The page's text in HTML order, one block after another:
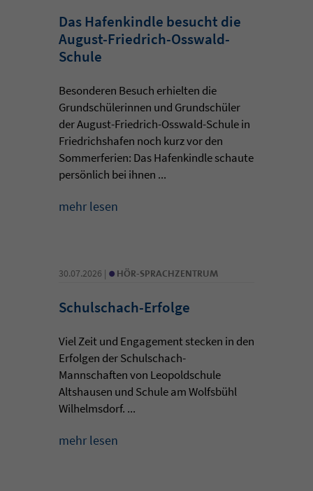
Das Hafenkindle besucht die
August-Friedrich-Osswald-
Schule
Besonderen Besuch erhielten die
Grundschülerinnen und Grundschüler
der August-Friedrich-Osswald-Schule in
Friedrichshafen noch kurz vor den
Sommerferien: Das Hafenkindle schaute
persönlich bei ihnen ...
mehr lesen
30.07.2026 | • HÖR-SPRACHZENTRUM
Schulschach-Erfolge
Viel Zeit und Engagement stecken in den
Erfolgen der Schulschach-
Mannschaften von Leopoldschule
Altshausen und Schule am Wolfsbühl
Wilhelmsdorf. ...
mehr lesen